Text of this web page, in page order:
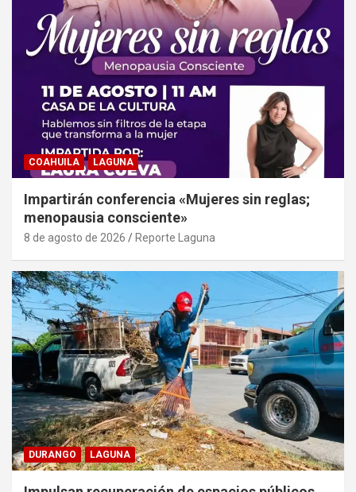
COAHUILA LAGUNA
Impartirán conferencia «Mujeres sin reglas;
menopausia consciente»
8 de agosto de 2026 Reporte Laguna
DURANGO LAGUNA